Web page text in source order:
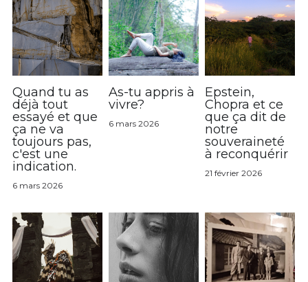
Quand tu as
déjà tout
essayé et que
ça ne va
toujours pas,
c'est une
indication.
6 mars 2026
As-tu appris à
vivre?
6 mars 2026
Epstein,
Chopra et ce
que ça dit de
notre
souveraineté
à reconquérir
21 février 2026